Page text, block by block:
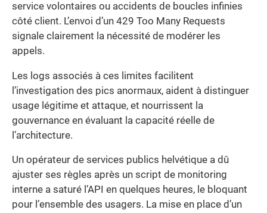
service volontaires ou accidents de boucles infinies
côté client. L’envoi d’un 429 Too Many Requests
signale clairement la nécessité de modérer les
appels.
Les logs associés à ces limites facilitent
l’investigation des pics anormaux, aident à distinguer
usage légitime et attaque, et nourrissent la
gouvernance en évaluant la capacité réelle de
l’architecture.
Un opérateur de services publics helvétique a dû
ajuster ses règles après un script de monitoring
interne a saturé l’API en quelques heures, le bloquant
pour l’ensemble des usagers. La mise en place d’un